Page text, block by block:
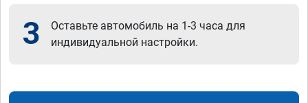
3
Оставьте автомобиль на 1-3 часа для
индивидуальной настройки.